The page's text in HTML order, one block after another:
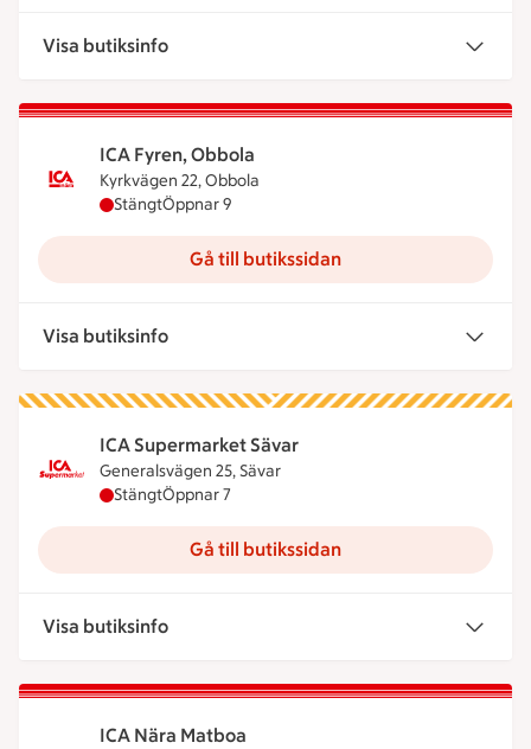
Visa butiksinfo
ICA Fyren, Obbola
Kyrkvägen 22, Obbola
ICA Fyren, Obbola har stängt, öppnar klockan 9
StängtÖppnar 9
Gå till butikssidan
Visa butiksinfo
ICA Supermarket Sävar
Generalsvägen 25, Sävar
ICA Supermarket Sävar har stängt, öppnar
StängtÖppnar 7
Gå till butikssidan
Visa butiksinfo
ICA Nära Matboa